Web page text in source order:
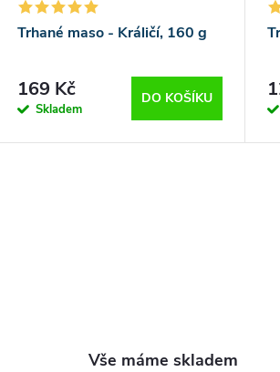
Trhané maso - Králičí, 160 g
169 Kč
Skladem
DO KOŠÍKU
Vše máme skladem